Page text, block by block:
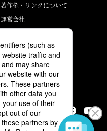
著作権・リンクについて
運営会社